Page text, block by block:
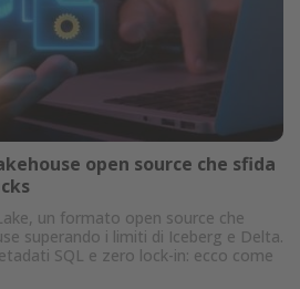
open source che sfida
un formato open source che
superando i limiti di Iceberg e Delta.
SQL e zero lock-in: ecco come